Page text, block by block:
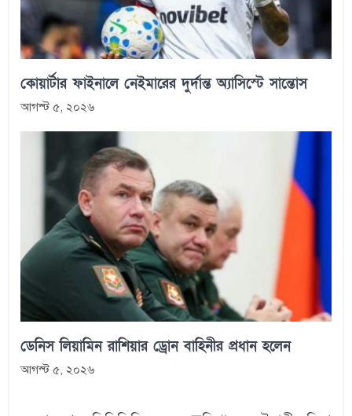
কোয়ার্টার ফাইনালে নেইমারের দুর্দান্ত অ্যাসিস্টে সান্তোস
আগস্ট ৫, ২০২৬
ডেনিস লিয়ামিন রাশিয়ার ড্রোন বাহিনীর প্রধান হলেন
আগস্ট ৫, ২০২৬